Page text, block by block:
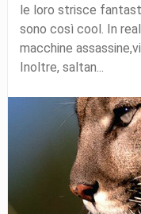
le loro strisce
sono così cool. In
macchine
Inoltre, saltan...